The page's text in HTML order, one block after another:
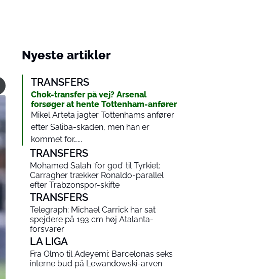
Nyeste artikler
TRANSFERS
Chok-transfer på vej? Arsenal
forsøger at hente Tottenham-anfører
Mikel Arteta jagter Tottenhams anfører
efter Saliba-skaden, men han er
kommet for…...
TRANSFERS
Mohamed Salah ‘for god’ til Tyrkiet:
Carragher trækker Ronaldo-parallel
efter Trabzonspor-skifte
TRANSFERS
Telegraph: Michael Carrick har sat
spejdere på 193 cm høj Atalanta-
forsvarer
LA LIGA
Fra Olmo til Adeyemi: Barcelonas seks
interne bud på Lewandowski-arven